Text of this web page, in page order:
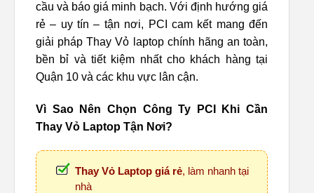
cầu và báo giá minh bạch. Với định hướng giá
rẻ – uy tín – tận nơi, PCI cam kết mang đến
giải pháp Thay Vỏ laptop chính hãng an toàn,
bền bỉ và tiết kiệm nhất cho khách hàng tại
Quận 10 và các khu vực lân cận.
Vì Sao Nên Chọn Công Ty PCI Khi Cần
Thay Vỏ Laptop Tận Nơi?
Thay Vỏ Laptop giá rẻ, làm nhanh tại
nhà